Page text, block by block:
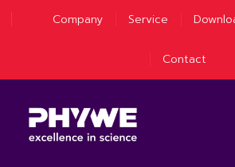
Company Service
Contact